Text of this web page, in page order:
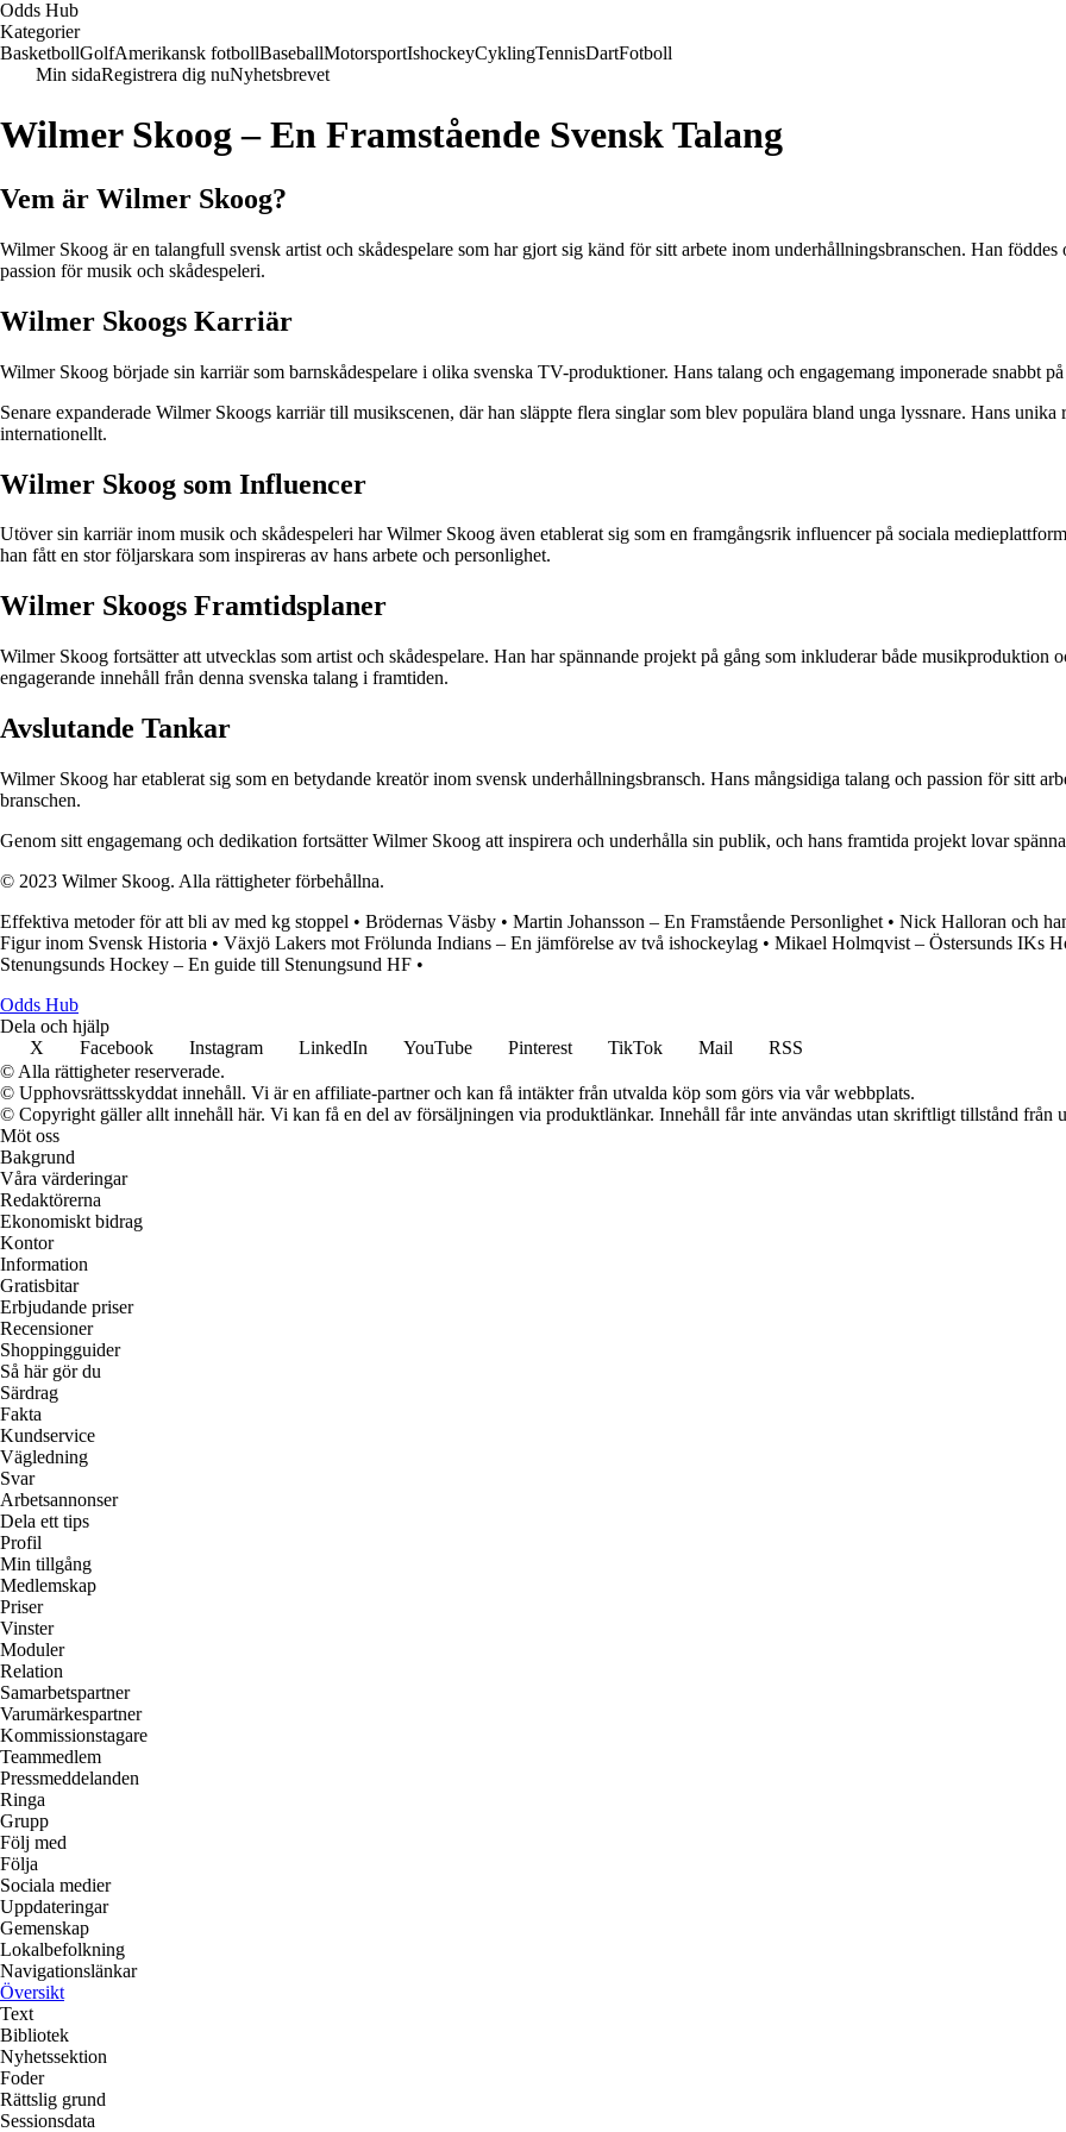
Odds Hub
Kategorier
BasketbollGolfAmerikansk fotbollBaseballMotorsportIshockeyCyklingTennisDartFotboll
Min sidaRegistrera dig nuNyhetsbrevet
Wilmer Skoog – En Framstående Svensk Talang
Vem är Wilmer Skoog?
Wilmer Skoog är en talangfull svensk artist och skådespelare som har gjort sig känd för sitt arbete inom underhållningsbranschen. Han
passion för musik och skådespeleri.
Wilmer Skoogs Karriär
Wilmer Skoog började sin karriär som barnskådespelare i olika svenska TV-produktioner. Hans talang och engagemang imponerade snabbt
Senare expanderade Wilmer Skoogs karriär till musikscenen, där han släppte flera singlar som blev populära bland unga lyssnare. Hans
internationellt.
Wilmer Skoog som Influencer
Utöver sin karriär inom musik och skådespeleri har Wilmer Skoog även etablerat sig som en framgångsrik influencer på sociala
han fått en stor följarskara som inspireras av hans arbete och personlighet.
Wilmer Skoogs Framtidsplaner
Wilmer Skoog fortsätter att utvecklas som artist och skådespelare. Han har spännande projekt på gång som inkluderar både musikproduktion
engagerande innehåll från denna svenska talang i framtiden.
Avslutande Tankar
Wilmer Skoog har etablerat sig som en betydande kreatör inom svensk underhållningsbransch. Hans mångsidiga talang och passion för sitt
branschen.
Genom sitt engagemang och dedikation fortsätter Wilmer Skoog att inspirera och underhålla sin publik, och hans framtida projekt lovar
© 2023 Wilmer Skoog. Alla rättigheter förbehållna.
Effektiva metoder för att bli av med kg stoppel • Brödernas Väsby • Martin Johansson – En Framstående Personlighet • Nick Halloran och
Figur inom Svensk Historia • Växjö Lakers mot Frölunda Indians – En jämförelse av två ishockeylag • Mikael Holmqvist – Östersunds IKs
Stenungsunds Hockey – En guide till Stenungsund HF •
Odds Hub
Dela och hjälp
X
Facebook Instagram LinkedIn YouTube Pinterest TikTok Mail
RSS
© Alla rättigheter reserverade.
© Upphovsrättsskyddat innehåll. Vi är en affiliate-partner och kan få intäkter från utvalda köp som görs via vår webbplats.
© Copyright gäller allt innehåll här. Vi kan få en del av försäljningen via produktlänkar. Innehåll får inte användas utan skriftligt tillstånd från
Möt oss
Bakgrund
Våra värderingar
Redaktörerna
Ekonomiskt bidrag
Kontor
Information
Gratisbitar
Erbjudande priser
Recensioner
Shoppingguider
Så här gör du
Särdrag
Fakta
Kundservice
Vägledning
Svar
Arbetsannonser
Dela ett tips
Profil
Min tillgång
Medlemskap
Priser
Vinster
Moduler
Relation
Samarbetspartner
Varumärkespartner
Kommissionstagare
Teammedlem
Pressmeddelanden
Ringa
Grupp
Följ med
Följa
Sociala medier
Uppdateringar
Gemenskap
Lokalbefolkning
Navigationslänkar
Översikt
Text
Bibliotek
Nyhetssektion
Foder
Rättslig grund
Sessionsdata